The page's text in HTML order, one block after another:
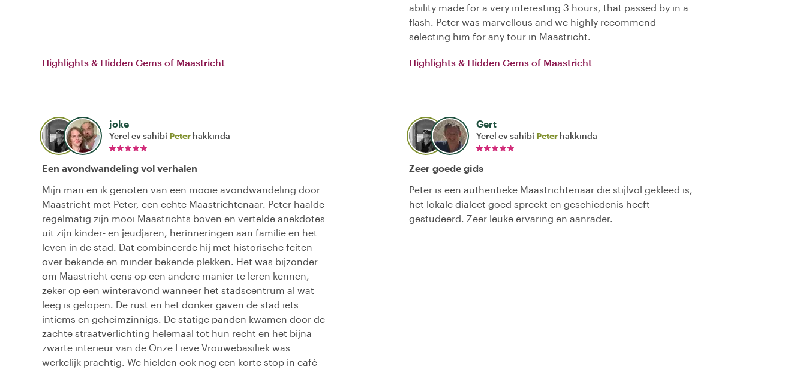
Highlights & Hidden Gems of Maastricht
ability made for a very interesting 3 hours, that passed by in a
flash. Peter was marvellous and we highly recommend
selecting him for any tour in Maastricht.
Highlights & Hidden Gems of Maastricht
joke
Yerel ev sahibi Peter hakkında
Een avondwandeling vol verhalen
Mijn man en ik genoten van een mooie avondwandeling door
Maastricht met Peter, een echte Maastrichtenaar. Peter haalde
regelmatig zijn mooi Maastrichts boven en vertelde anekdotes
uit zijn kinder- en jeudjaren, herinneringen aan familie en het
leven in de stad. Dat combineerde hij met historische feiten
over bekende en minder bekende plekken. Het was bijzonder
om Maastricht eens op een andere manier te leren kennen,
zeker op een winteravond wanneer het stadscentrum al wat
leeg is gelopen. De rust en het donker gaven de stad iets
intiems en geheimzinnigs. De statige panden kwamen door de
zachte straatverlichting helemaal tot hun recht en het bijna
zwarte interieur van de Onze Lieve Vrouwebasiliek was
werkelijk prachtig. We hielden ook nog een korte stop in café
Gert
Yerel ev sahibi Peter hakkında
Zeer goede gids
Peter is een authentieke Maastrichtenaar die stijlvol gekleed is,
het lokale dialect goed spreekt en geschiedenis heeft
gestudeerd. Zeer leuke ervaring en aanrader.